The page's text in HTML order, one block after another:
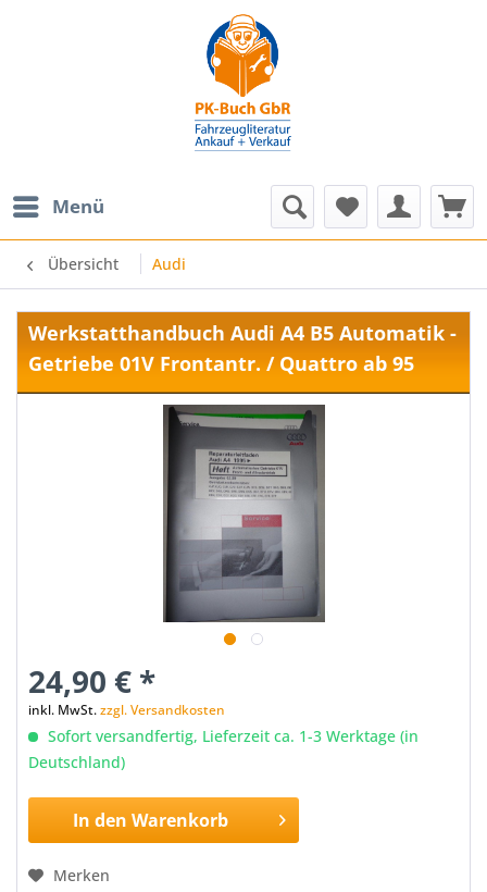
Menü
Übersicht Audi
Werkstatthandbuch Audi A4 B5 Automatik -
Getriebe 01V Frontantr. / Quattro ab 95
24,90 € *
inkl. MwSt.zzgl. Versandkosten
Sofort versandfertig, Lieferzeit ca. 1-3 Werktage (in
Deutschland)
In den Warenkorb
Merken